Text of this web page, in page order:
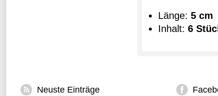
Länge: 5 cm
Inhalt: 6
Neuste Einträge